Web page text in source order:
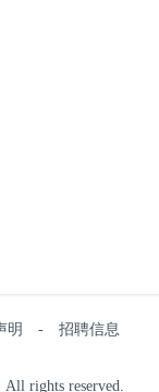
明 - 招聘信息
All rights reserved.